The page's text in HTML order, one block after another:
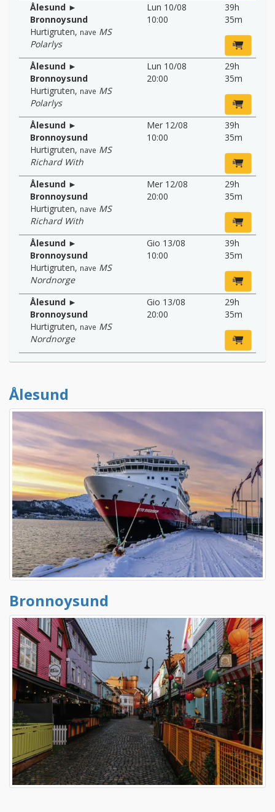
Ålesund ►
Bronnoysund
Hurtigruten, nave MS
Polarlys
Lun 10/08
10:00
39h
35m
Ålesund ►
Bronnoysund
Hurtigruten, nave MS
Polarlys
Lun 10/08
20:00
29h
35m
Ålesund ►
Bronnoysund
Hurtigruten, nave MS
Richard With
Mer 12/08
10:00
39h
35m
Ålesund ►
Bronnoysund
Hurtigruten, nave MS
Richard With
Mer 12/08
20:00
29h
35m
Ålesund ►
Bronnoysund
Hurtigruten, nave MS
Nordnorge
Gio 13/08
10:00
39h
35m
Ålesund ►
Bronnoysund
Hurtigruten, nave MS
Nordnorge
Gio 13/08
20:00
29h
35m
Ålesund
Bronnoysund